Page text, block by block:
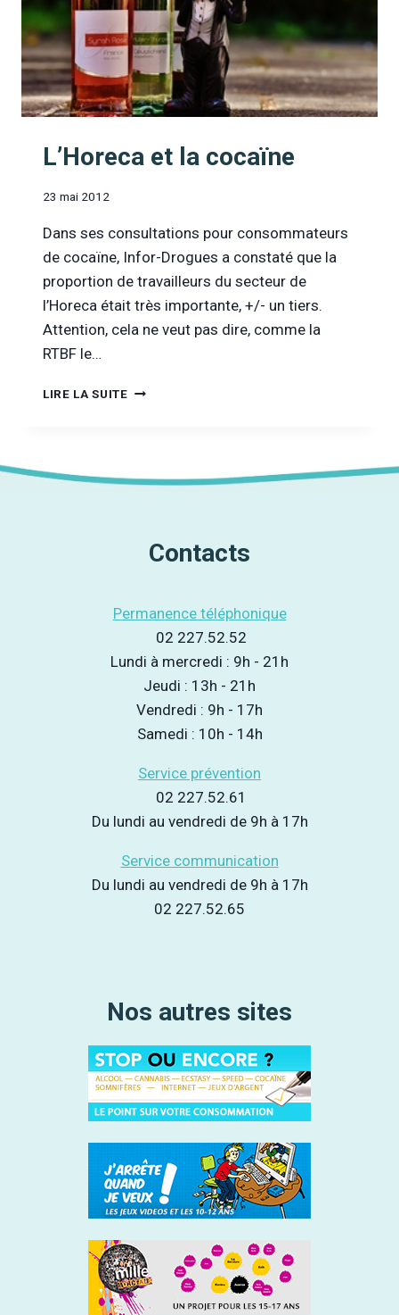
L’Horeca et la cocaïne
23 mai 2012
Dans ses consultations pour consommateurs
de cocaïne, Infor-Drogues a constaté que la
proportion de travailleurs du secteur de
l’Horeca était très importante, +/- un tiers.
Attention, cela ne veut pas dire, comme la
RTBF le…
LIRE LA SUITEL’HORECA
Contacts
Permanence téléphonique
02 227.52.52
Lundi à mercredi : 9h - 21h
Jeudi : 13h - 21h
Vendredi : 9h - 17h
Samedi : 10h - 14h
Service prévention
02 227.52.61
Du lundi au vendredi de 9h à 17h
Service communication
Du lundi au vendredi de 9h à 17h
02 227.52.65
Nos autres sites